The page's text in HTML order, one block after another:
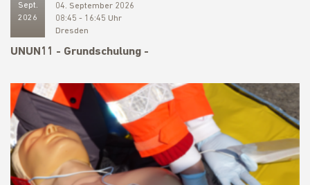
Sept.
2026
04. September 2026
08:45 - 16:45 Uhr
Dresden
UNUN11 - Grundschulung -